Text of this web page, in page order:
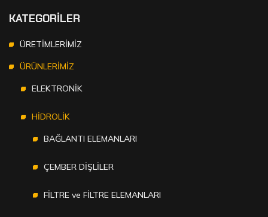
KATEGORİLER
ÜRETİMLERİMİZ
ÜRÜNLERİMİZ
ELEKTRONİK
HİDROLİK
BAĞLANTI ELEMANLARI
ÇEMBER DİŞLİLER
FİLTRE ve FİLTRE ELEMANLARI